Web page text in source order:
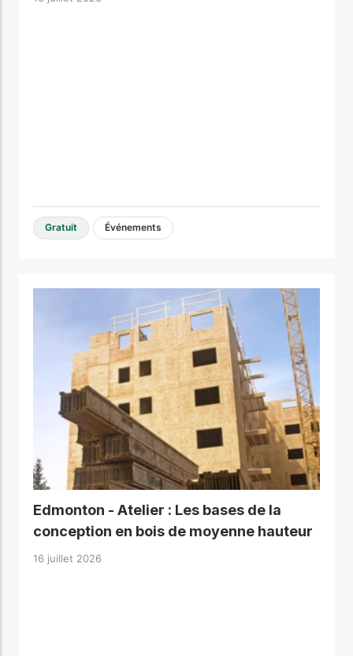
Gratuit Événements
Edmonton - Atelier : Les bases de la
conception en bois de moyenne hauteur
16 juillet 2026